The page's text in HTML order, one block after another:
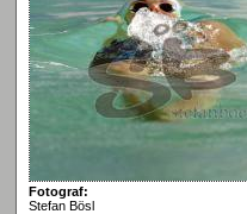
Fotograf:
Stefan Bösl